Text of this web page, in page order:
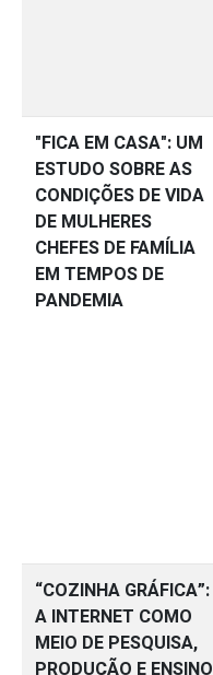
"FICA EM CASA": UM
ESTUDO SOBRE AS
CONDIÇÕES DE VIDA
DE MULHERES
CHEFES DE FAMÍLIA
EM TEMPOS DE
PANDEMIA
“COZINHA GRÁFICA”:
A INTERNET COMO
MEIO DE PESQUISA,
PRODUÇÃO E ENSINO